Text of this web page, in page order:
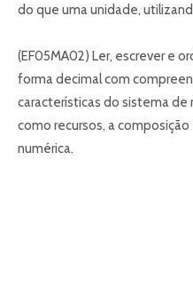
do que uma unidade,
(EF05MA02) Ler, escrever e
forma decimal com
características do sistema de
como recursos, a
numérica.